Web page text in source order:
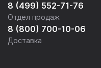
8 (499) 552-71-76
Отдел продаж
8 (800) 700-10-06
Доставка